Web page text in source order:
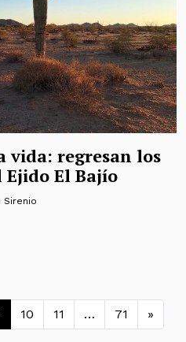
vida: regresan los
El Bajío
Sirenio
10 11 … 71 »